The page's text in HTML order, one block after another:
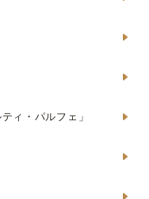
ィ・パルフェ」